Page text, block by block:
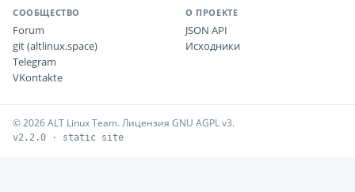
СООБЩЕСТВО
Forum
git (altlinux.space)
Telegram
VKontakte
О ПРОЕКТЕ
JSON API
Исходники
© 2026 ALT Linux Team. Лицензия GNU AGPL v3.
v2.2.0 · static site